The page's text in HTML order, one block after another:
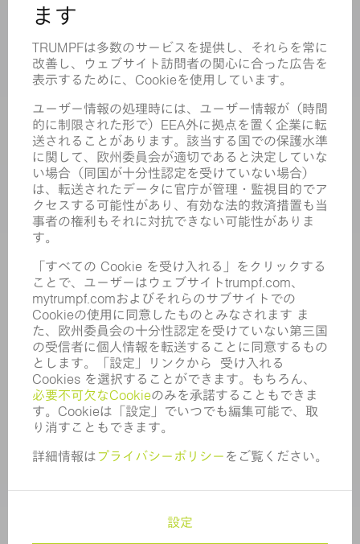
機械 & システム
レーザ
パワーエレクトロニクス
電気ツール
スマートファクトリー
サービス
アプリケーション
業界
企業
キャリア
求人情報
企業プロフィール
取締役会
年次報告書
コンプライアンス
内部通報制度
セキュリティ
プレスリリース
マガジン
サステナビリティ
気候と環境
社会と地域
コーポレートガバナンス
サイト管理者情報